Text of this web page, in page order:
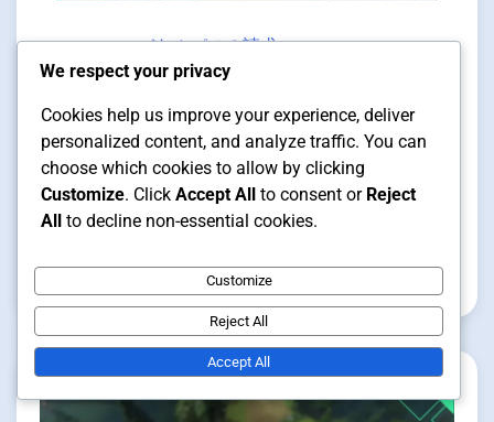
バトルパスの請求
Dota 2 バトルパスの請求: 季節報
酬、ティア進行、限定コスメティ
ック
25/02/2026
We respect your privacy
Cookies help us improve your experience, deliver
personalized content, and analyze traffic. You can
choose which cookies to allow by clicking
Customize. Click Accept All to consent or Reject
All to decline non-essential cookies.
Customize
Reject All
Accept All